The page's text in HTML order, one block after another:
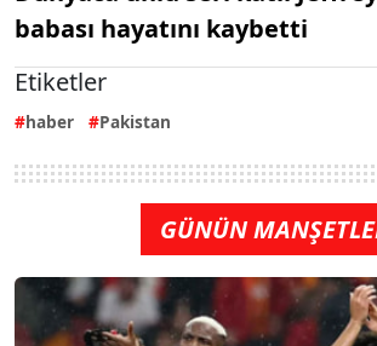
babası hayatını kaybetti
Etiketler
haber Pakistan
GÜNÜN